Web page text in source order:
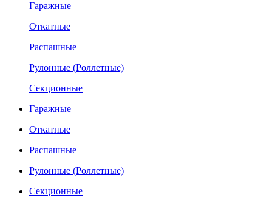
Гаражные
Откатные
Распашные
Рулонные (Роллетные)
Секционные
Гаражные
Откатные
Распашные
Рулонные (Роллетные)
Секционные